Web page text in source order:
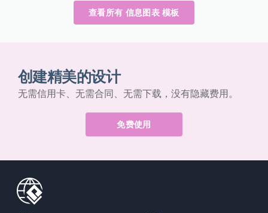
查看所有 信息图表 模板
创建精美的设计
无需信用卡、无需合同、无需下载，没有隐藏费用。
免费使用